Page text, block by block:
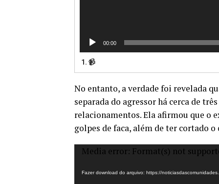
00:00
1. 📹
No entanto, a verdade foi revelada
separada do agressor há cerca de
relacionamentos. Ela afirmou que o
golpes de faca, além de ter cortado o
Tocador
vídeo
Media error: Format(s) not
Fazer download do arquivo: https://